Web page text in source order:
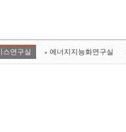
스연구실 에너지지능화연구실